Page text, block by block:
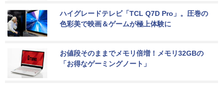
ハイグレードテレビ「TCL Q7D Pro」。圧巻の
色彩美で映画＆ゲームが極上体験に
お値段そのままでメモリ倍増！メモリ32GBの
「お得なゲーミングノート」